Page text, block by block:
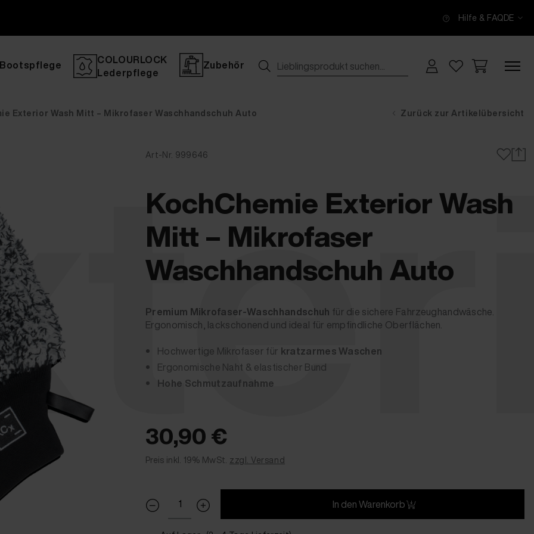
Hilfe & FAQDE
Bootspflege
COLOURLOCK
Lederpflege
Zubehör
Exterior Wash Mitt – Mikrofaser Waschhandschuh Auto Zurück zur Artikelübersicht
Art-Nr. 999646
KochChemie Exterior Wash
Mitt – Mikrofaser
Waschhandschuh Auto
Premium Mikrofaser-Waschhandschuh für die sichere Fahrzeughandwäsche.
Ergonomisch, lackschonend und ideal für empfindliche Oberflächen.
Hochwertige Mikrofaser für kratzarmes Waschen
Ergonomische Naht & elastischer Bund
Hohe Schmutzaufnahme
30,90 €
Preis inkl. 19% MwSt. zzgl. Versand
In den Warenkorb